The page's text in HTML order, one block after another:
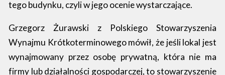
tego budynku, czyli w jego ocenie wystarczające.
Grzegorz Żurawski z Polskiego Stowarzyszenia
Wynajmu Krótkoterminowego mówił, że jeśli lokal jest
wynajmowany przez osobę prywatną, która nie ma
firmy lub działalności gospodarczej, to stowarzyszenie